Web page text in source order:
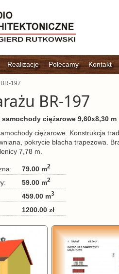
Realizacje Polecamy Kontakt
197
BR-197
ciężarowe 9,60x8,30 m
ciężarowe. Konstrukcja
pokrycie blacha trapezowa.
7,78 m.
79.00 m2
59.00 m2
459.00 m3
1200.00 zł